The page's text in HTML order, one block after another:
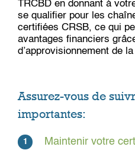
TRCBD en donnant à
se qualifier pour les
certifiées CRSB, ce qui
avantages financiers
d’approvisionnement de
Assurez-vous de
importantes:
1 Maintenir votre